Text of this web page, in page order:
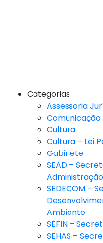
Categorias
Assessoria
Comunicação
Cultura
Cultura – Lei
Gabinete
SEAD –
Administração
SEDECOM –
Ambiente
SEFIN –
SEHAS –